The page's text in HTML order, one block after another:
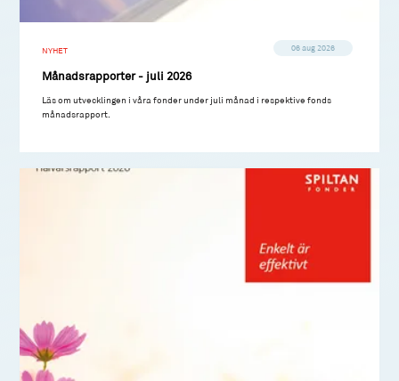
NYHET 06 aug 2026
Månadsrapporter - juli 2026
Läs om utvecklingen i våra fonder under juli månad i respektive fonds
månadsrapport.